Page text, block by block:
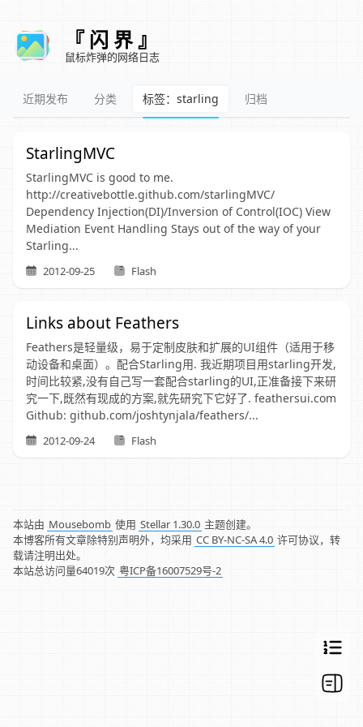
『 闪 界 』
鼠标炸弹的网络日志
近期发布 分类 标签：starling 归档
StarlingMVC
StarlingMVC is good to me.
http://creativebottle.github.com/starlingMVC/
Dependency Injection(DI)/Inversion of Control(IOC) View
Mediation Event Handling Stays out of the way of your
Starling...
2012-09-25 Flash
Links about Feathers
Feathers是轻量级，易于定制皮肤和扩展的UI组件（适用于移
动设备和桌面）。配合Starling用. 我近期项目用starling开发,
时间比较紧,没有自己写一套配合starling的UI,正准备接下来研
究一下,既然有现成的方案,就先研究下它好了. feathersui.com
Github: github.com/joshtynjala/feathers/...
2012-09-24 Flash
本站由 Mousebomb 使用 Stellar 1.30.0 主题创建。
本博客所有文章除特别声明外，均采用 CC BY-NC-SA 4.0 许可协议，转
载请注明出处。
本站总访问量64019次 粤ICP备16007529号-2